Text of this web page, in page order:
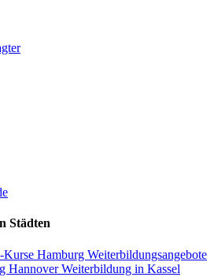
Städten
Hamburg Weiterbildungsangebote
HannoverWeiterbildung in Kassel